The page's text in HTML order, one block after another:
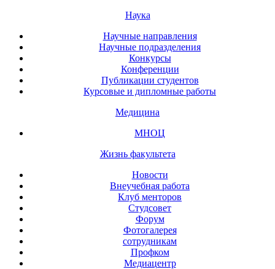
Наука
Научные направления
Научные подразделения
Конкурсы
Конференции
Публикации студентов
Курсовые и дипломные работы
Медицина
МНОЦ
Жизнь факультета
Новости
Внеучебная работа
Клуб менторов
Студсовет
Форум
Фотогалерея
сотрудникам
Профком
Медиацентр